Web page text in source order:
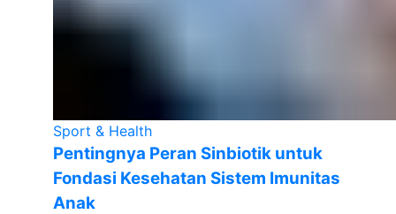
Sport & Health
Pentingnya Peran Sinbiotik untuk
Fondasi Kesehatan Sistem Imunitas
Anak